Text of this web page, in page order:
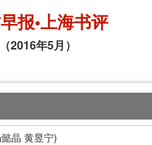
报•上海书评
（2016年5月）
晶 黄昱宁)